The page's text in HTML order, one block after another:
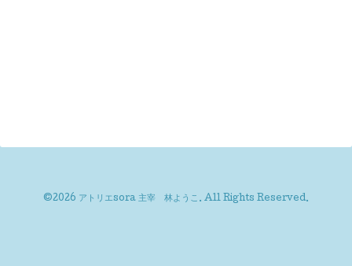
©2026 アトリエsora 主宰 林ようこ . All Rights Reserved.